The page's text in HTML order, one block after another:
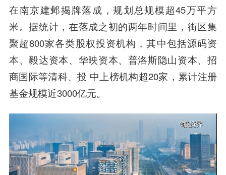
在南京建邺揭牌落成，规划总规模超45万平方
米。据统计，在落成之初的两年时间里，街区集
聚超800家各类股权投资机构，其中包括源码资
本、毅达资本、华映资本、普洛斯隐山资本、招
商国际等清科、投 中上榜机构超20家，累计注册
基金规模近3000亿元。